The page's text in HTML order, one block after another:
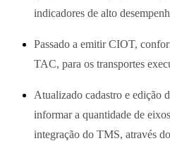
indicadores de alto
Passado a emitir CIOT,
TAC, para os transportes
Atualizado cadastro e edição
informar a quantidade de
integração do TMS, através